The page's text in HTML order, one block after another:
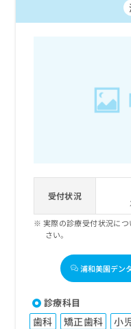
受付状況
実際の診療受付状況に
さい。
浦和美園デン
診療科目
歯科 矯正歯科 小